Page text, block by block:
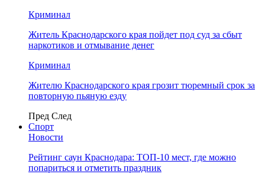
Криминал
Житель Краснодарского края пойдет под суд за сбыт
наркотиков и отмывание денег
Криминал
Жителю Краснодарского края грозит тюремный срок за
повторную пьяную езду
Пред След
Спорт
Новости
Рейтинг саун Краснодара: ТОП-10 мест, где можно
попариться и отметить праздник